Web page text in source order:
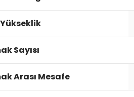
Sayısı
Arası Mesafe